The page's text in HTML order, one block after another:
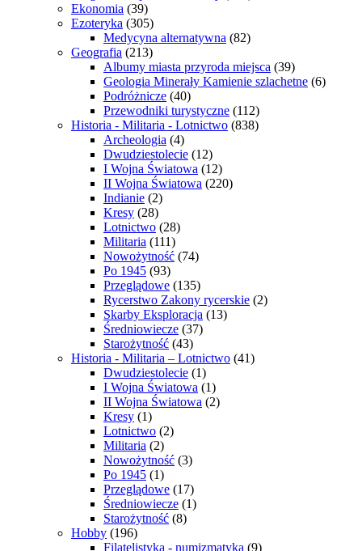
Ekonomia (39)
Ezoteryka (305)
Medycyna alternatywna (82)
Geografia (213)
Albumy miasta przyroda miejsca (39)
Geologia Minerały Kamienie szlachetne (6)
Podróżnicze (40)
Przewodniki turystyczne (112)
Historia - Militaria - Lotnictwo (838)
Archeologia (4)
Dwudziestolecie (12)
I Wojna Światowa (12)
II Wojna Światowa (220)
Indianie (2)
Kresy (28)
Lotnictwo (28)
Militaria (111)
Nowożytność (74)
Po 1945 (93)
Przeglądowe (135)
Rycerstwo Zakony rycerskie (2)
Skarby Eksploracja (13)
Średniowiecze (37)
Starożytność (43)
Historia - Militaria – Lotnictwo (41)
Dwudziestolecie (1)
I Wojna Światowa (1)
II Wojna Światowa (2)
Kresy (1)
Lotnictwo (2)
Militaria (2)
Nowożytność (3)
Po 1945 (1)
Przeglądowe (17)
Średniowiecze (1)
Starożytność (8)
Hobby (196)
Filatelistyka - numizmatyka (9)